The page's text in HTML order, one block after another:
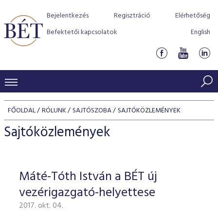
Bejelentkezés Regisztráció
Elérhetőség
Befektetői kapcsolatok
English
KERESKEDÉSI ADATOK
INDEXEK
Jelzáloglevél indexek
Vállalati kötvény indexek
Azonnali Piac
Részvények
Származékos piac
BEFEKTETŐK
Részvény szekció
Hitelpapír szekció
BÉT szabályzatok
Befektetővédelem
Alkalmazott díjstruktúra
Elszámolás
Részvény és vállalati kötvény tőzsdei bevezetését
program
BÉT Xtend - Részvénypiac egyszerűen
TŐZSDETAGOK
Tőzsdetagok, üzletkötők
VENDOROK
FŐOLDAL RÓLUNK SAJTÓSZOBA SAJTÓKÖZLEMÉNYEK
Sajtóközlemények
Máté-Tóth István a BÉT új
vezérigazgató-helyettese
2017. okt. 04.